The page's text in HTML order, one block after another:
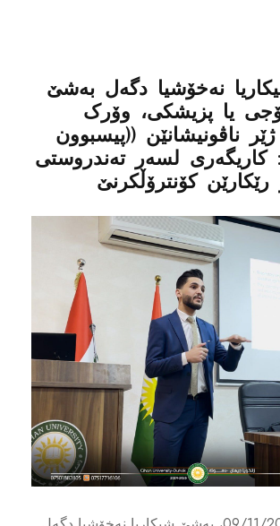
نەخۆشیا دگەل بەشێ
یا پزیشکی، وۆرک
ناڤونیشانێن ((پیسبوون
کاریگەری لسەر تەندروستی
کۆنترۆڵکرنێ